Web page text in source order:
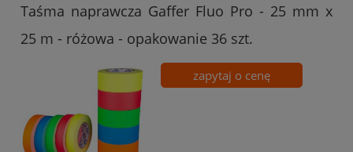
Taśma naprawcza Gaffer Fluo Pro - 25 mm x
25 m - różowa - opakowanie 36 szt.
zapytaj o cenę